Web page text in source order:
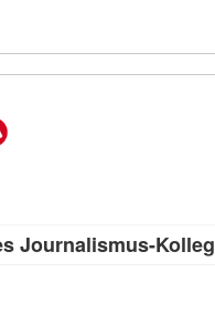
Journalismus-Kolleg